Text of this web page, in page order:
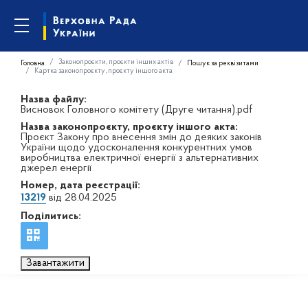
Головна Законопроєкти, проєкти інших актів
Пошук за реквізитами
Картка законопроєкту, проєкту іншого акта
Назва файлу:
Висновок Головного комітету (Друге читання).pdf
Назва законопроєкту, проєкту іншого акта:
Проєкт Закону про внесення змін до деяких законів
України щодо удосконалення конкурентних умов
виробництва електричної енергії з альтернативних
джерел енергії
Номер, дата реєстрації:
13219 від 28.04.2025
Поділитись:
Завантажити